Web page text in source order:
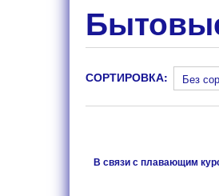
СОРТИРОВКА:
В связи с плавающим